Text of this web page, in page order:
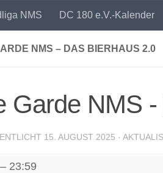
NMS DC 180 e.V.-Kalender
NMS – DAS BIERHAUS 2.0
Garde NMS
15. AUGUST 2025 ·
– 23:59